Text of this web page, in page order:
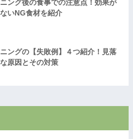
ング後の食事での注意点！効果が
いNG食材を紹介
ングの【失敗例】４つ紹介！見落
原因とその対策